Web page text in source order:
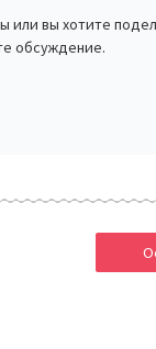
или вы хотите
обсуждение.